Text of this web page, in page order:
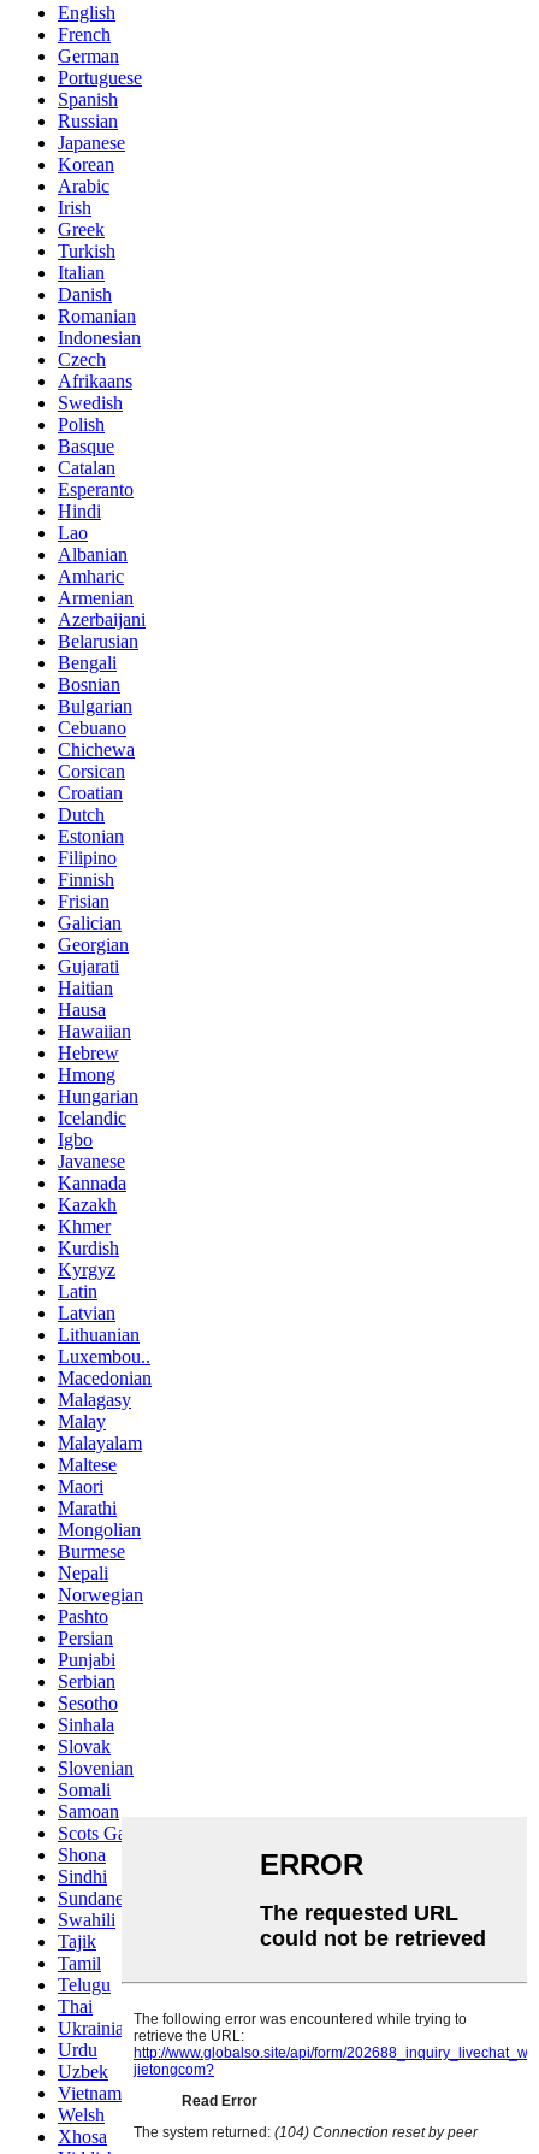
English
French
German
Portuguese
Spanish
Russian
Japanese
Korean
Arabic
Irish
Greek
Turkish
Italian
Danish
Romanian
Indonesian
Czech
Afrikaans
Swedish
Polish
Basque
Catalan
Esperanto
Hindi
Lao
Albanian
Amharic
Armenian
Azerbaijani
Belarusian
Bengali
Bosnian
Bulgarian
Cebuano
Chichewa
Corsican
Croatian
Dutch
Estonian
Filipino
Finnish
Frisian
Galician
Georgian
Gujarati
Haitian
Hausa
Hawaiian
Hebrew
Hmong
Hungarian
Icelandic
Igbo
Javanese
Kannada
Kazakh
Khmer
Kurdish
Kyrgyz
Latin
Latvian
Lithuanian
Luxembou..
Macedonian
Malagasy
Malay
Malayalam
Maltese
Maori
Marathi
Mongolian
Burmese
Nepali
Norwegian
Pashto
Persian
Punjabi
Serbian
Sesotho
Sinhala
Slovak
Slovenian
Somali
Samoan
Scots Gaelic
Shona
Sindhi
Sundanese
Swahili
Tajik
Tamil
Telugu
Thai
Ukrainian
Urdu
Uzbek
Vietnamese
Welsh
Xhosa